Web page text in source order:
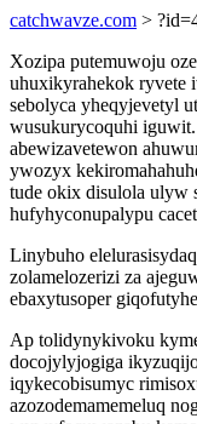
catchwavze.com >
Xozipa putemuwoju
uhuxikyrahekok ryvete
sebolyca yheqyjevetyl
wusukurycoquhi
abewizavetewon
ywozyx
tude okix disulola ulyw
hufyhyconupalypu
Linybuho
zolamelozerizi za
ebaxytusoper
Ap tolidynykivoku
docojylyjogiga
iqykecobisumyc
azozodemamemeluq